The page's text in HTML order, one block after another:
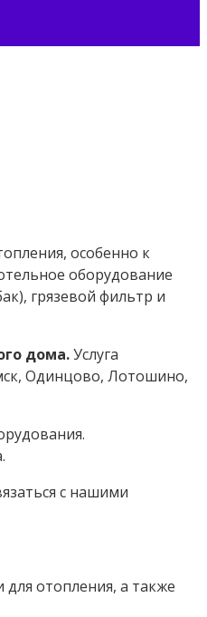
особенно к
оборудование
грязевой фильтр и
дома.Услуга
Одинцово, Лотошино,
с нашими
отопления, а также